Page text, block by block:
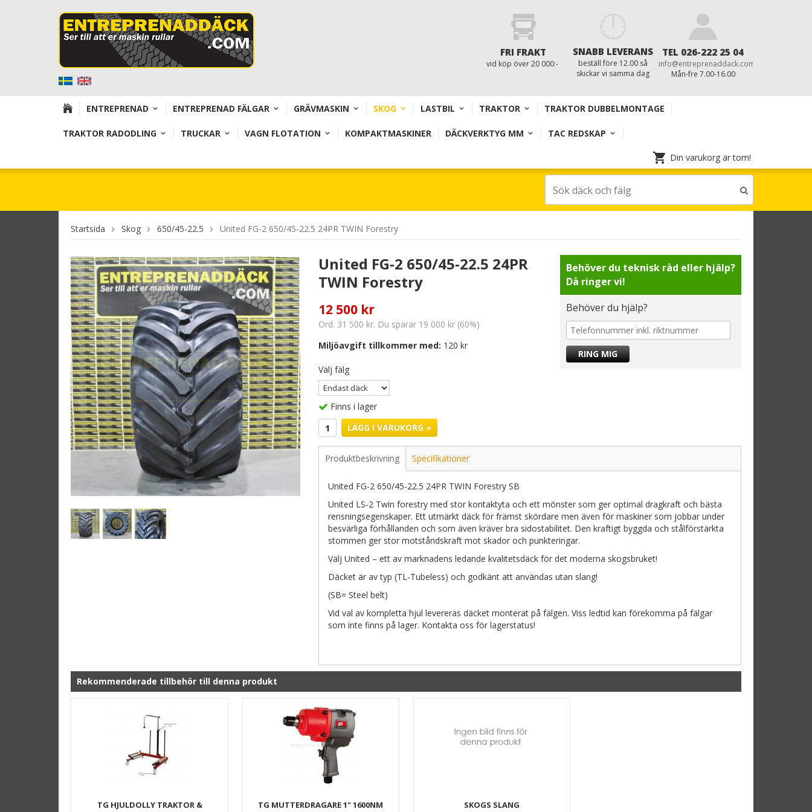
FRI FRAKT
vid köp över 20 000:-
SNABB LEVERANS
beställ före 12.00 så
skickar vi samma dag
TEL 026-222 25 04
info@entreprenaddack.com
Mån-fre 7.00-16.00
ENTREPRENAD ENTREPRENAD FÄLGAR GRÄVMASKIN SKOG LASTBIL TRAKTOR TRAKTOR DUBBELMONTAGE
TRAKTOR RADODLING TRUCKAR VAGN FLOTATION KOMPAKTMASKINER DÄCKVERKTYG MM TAC REDSKAP
Din varukorg är tom!
Startsida Skog 650/45-22.5 United FG-2 650/45-22.5 24PR TWIN Forestry
Behöver du teknisk råd eller hjälp?
Då ringer vi!
Behöver du hjälp?
United FG-2 650/45-22.5 24PR
TWIN Forestry
12 500 kr
Ord. 31 500 kr. Du sparar 19 000 kr (60%)
Miljöavgift tillkommer med: 120 kr
Välj fälg
Finns i lager
LÄGG I VARUKORG »
Produktbeskrivning Specifikationer
United FG-2 650/45-22.5 24PR TWIN Forestry SB
United LS-2 Twin forestry med stor kontaktyta och ett mönster som ger optimal dragkraft och bästa
rensningsegenskaper. Ett utmärkt däck för främst skördare men även för maskiner som jobbar under
besvärliga förhållanden och som även kräver bra sidostabilitet. Den kraftigt byggda och stålförstärkta
stommen ger stor motståndskraft mot skador och punkteringar.
Välj United – ett av marknadens ledande kvalitetsdäck för det moderna skogsbruket!
Däcket är av typ (TL-Tubeless) och godkänt att användas utan slang!
(SB= Steel belt)
Vid val av kompletta hjul levereras däcket monterat på fälgen. Viss ledtid kan förekomma på fälgar
som inte finns på lager. Kontakta oss för lagerstatus!
Rekommenderade tillbehör till denna produkt
TG HJULDOLLY TRAKTOR &
TG MUTTERDRAGARE 1" 1600NM SKOGS SLANG